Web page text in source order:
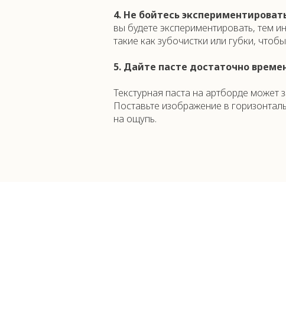
4. Не бойтесь
вы будете экспериментировать, тем
такие как зубочистки или губки,
5. Дайте пасте достаточно
Текстурная паста на артборде
Поставьте изображение в
на ощупь.